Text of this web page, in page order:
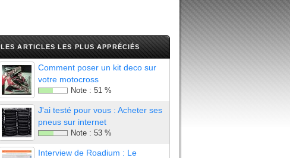
LES ARTICLES LES PLUS APPRÉCIÉS
Comment poser un kit deco sur
votre motocross
Note : 51 %
J'ai testé pour vous : Acheter ses
pneus sur internet
Note : 53 %
Interview de Roadium : Le